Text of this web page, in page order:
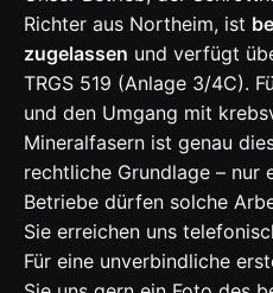
Richter aus Northeim, ist
zugelassen und verfügt
TRGS 519 (Anlage 3/4C).
und den Umgang mit
Mineralfasern ist genau
rechtliche Grundlage –
Betriebe dürfen solche
Sie erreichen uns
Für eine unverbindliche